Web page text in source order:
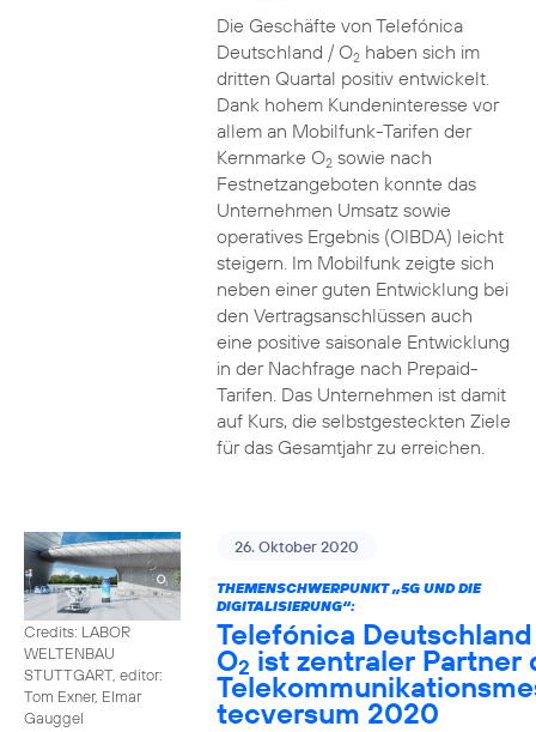
Die Geschäfte von Telefónica
Deutschland / O2haben sich im
dritten Quartal positiv entwickelt.
Dank hohem Kundeninteresse vor
allem an Mobilfunk-Tarifen der
Kernmarke O2sowie nach
Festnetzangeboten konnte das
Unternehmen Umsatz sowie
operatives Ergebnis (OIBDA) leicht
steigern. Im Mobilfunk zeigte sich
neben einer guten Entwicklung bei
den Vertragsanschlüssen auch
eine positive saisonale Entwicklung
in der Nachfrage nach Prepaid-
Tarifen. Das Unternehmen ist damit
auf Kurs, die selbstgesteckten Ziele
für das Gesamtjahr zu erreichen.
Credits: LABOR
WELTENBAU
STUTTGART, editor:
Tom Exner, Elmar
Gauggel
26. Oktober 2020
THEMENSCHWERPUNKT „5G UND DIE
DIGITALISIERUNG“:
Telefónica
O2 ist zentraler Partner
tecversum 2020